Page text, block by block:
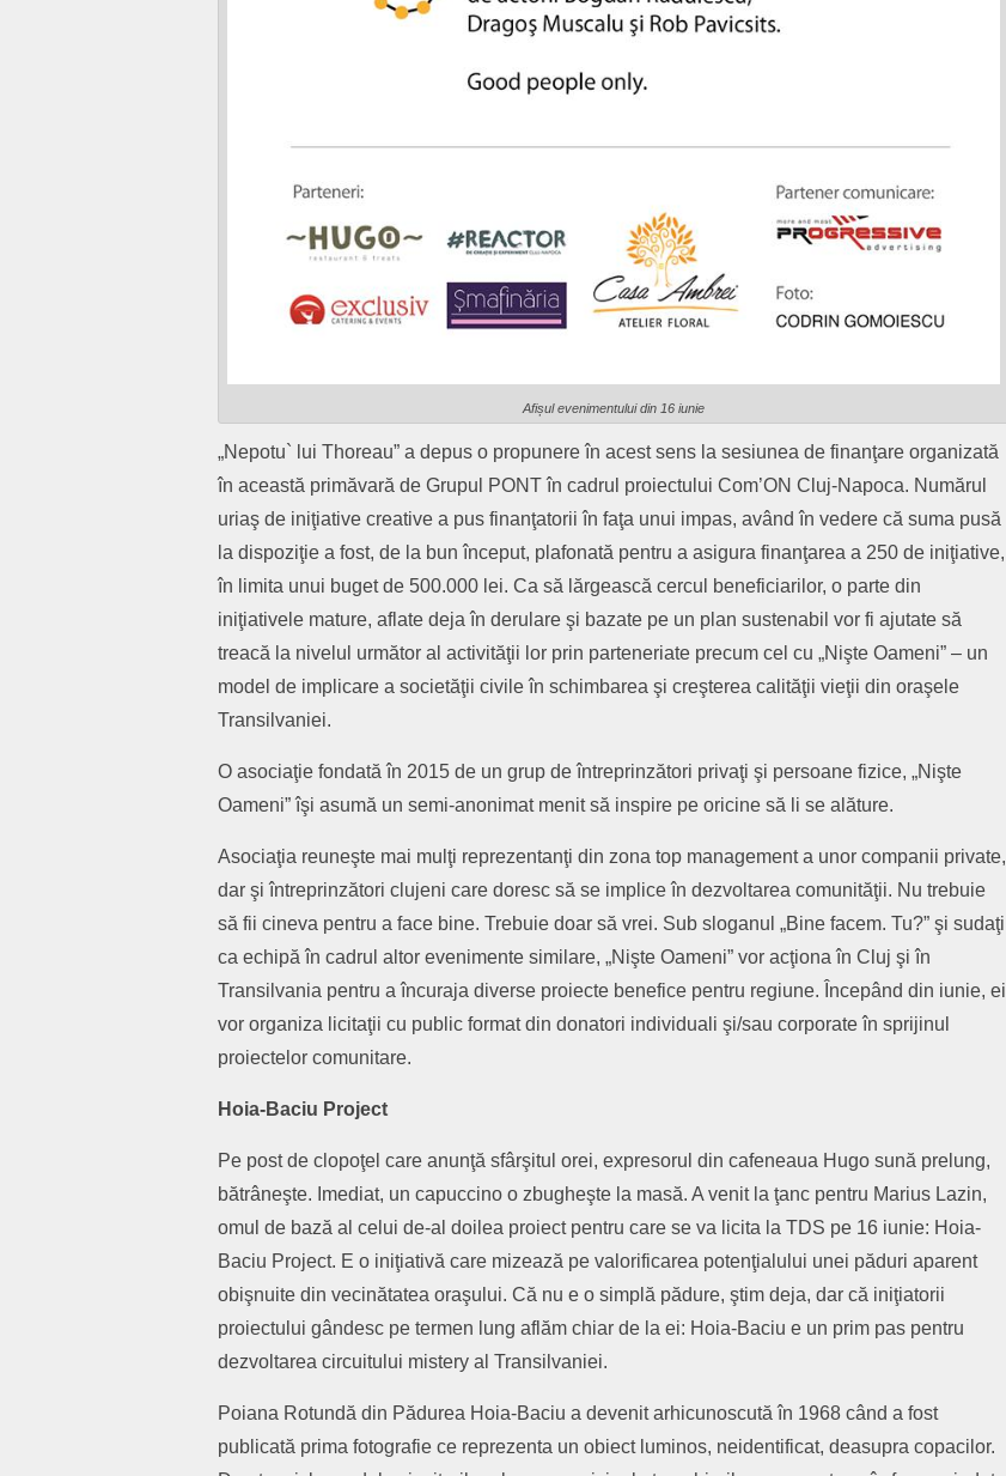
Afișul evenimentului din 16 iunie
„Nepotu` lui Thoreau” a depus o propunere în acest sens la sesiunea de finanţare organizată
în această primăvară de Grupul PONT în cadrul proiectului Com’ON Cluj-Napoca. Numărul
uriaş de iniţiative creative a pus finanţatorii în faţa unui impas, având în vedere că suma pusă
la dispoziţie a fost, de la bun început, plafonată pentru a asigura finanţarea a 250 de iniţiative,
în limita unui buget de 500.000 lei. Ca să lărgească cercul beneficiarilor, o parte din
iniţiativele mature, aflate deja în derulare şi bazate pe un plan sustenabil vor fi ajutate să
treacă la nivelul următor al activităţii lor prin parteneriate precum cel cu „Nişte Oameni” – un
model de implicare a societăţii civile în schimbarea şi creşterea calităţii vieţii din oraşele
Transilvaniei.
O asociaţie fondată în 2015 de un grup de întreprinzători privaţi şi persoane fizice, „Nişte
Oameni” îşi asumă un semi-anonimat menit să inspire pe oricine să li se alăture.
Asociaţia reuneşte mai mulţi reprezentanţi din zona top management a unor companii private,
dar şi întreprinzători clujeni care doresc să se implice în dezvoltarea comunităţii. Nu trebuie
să fii cineva pentru a face bine. Trebuie doar să vrei. Sub sloganul „Bine facem. Tu?” şi sudaţi
ca echipă în cadrul altor evenimente similare, „Nişte Oameni” vor acţiona în Cluj şi în
Transilvania pentru a încuraja diverse proiecte benefice pentru regiune. Începând din iunie, ei
vor organiza licitaţii cu public format din donatori individuali şi/sau corporate în sprijinul
proiectelor comunitare.
Hoia-Baciu Project
Pe post de clopoţel care anunţă sfârşitul orei, expresorul din cafeneaua Hugo sună prelung,
bătrâneşte. Imediat, un capuccino o zbugheşte la masă. A venit la ţanc pentru Marius Lazin,
omul de bază al celui de-al doilea proiect pentru care se va licita la TDS pe 16 iunie: Hoia-
Baciu Project. E o iniţiativă care mizează pe valorificarea potenţialului unei păduri aparent
obişnuite din vecinătatea oraşului. Că nu e o simplă pădure, ştim deja, dar că iniţiatorii
proiectului gândesc pe termen lung aflăm chiar de la ei: Hoia-Baciu e un prim pas pentru
dezvoltarea circuitului mistery al Transilvaniei.
Poiana Rotundă din Pădurea Hoia-Baciu a devenit arhicunoscută în 1968 când a fost
publicată prima fotografie ce reprezenta un obiect luminos, neidentificat, deasupra copacilor.